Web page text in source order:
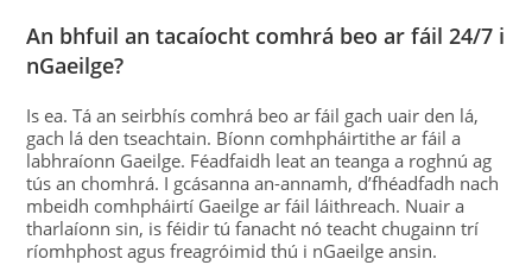
An bhfuil an tacaíocht comhrá beo ar fáil 24/7 i
nGaeilge?
Is ea. Tá an seirbhís comhrá beo ar fáil gach uair den lá,
gach lá den tseachtain. Bíonn comhpháirtithe ar fáil a
labhraíonn Gaeilge. Féadfaidh leat an teanga a roghnú ag
tús an chomhrá. I gcásanna an-annamh, d’fhéadfadh nach
mbeidh comhpháirtí Gaeilge ar fáil láithreach. Nuair a
tharlaíonn sin, is féidir tú fanacht nó teacht chugainn trí
ríomhphost agus freagróimid thú i nGaeilge ansin.